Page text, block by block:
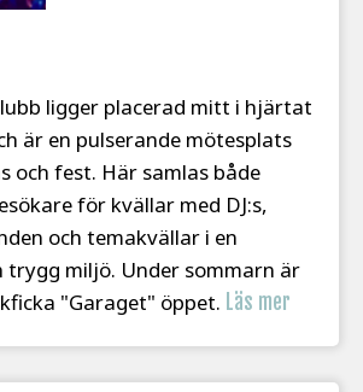
ligger placerad mitt i hjärtat
är en pulserande mötesplats
och fest. Här samlas både
för kvällar med DJ:s,
och temakvällar i en
trygg miljö. Under sommarn är
"Garaget" öppet. Läs mer